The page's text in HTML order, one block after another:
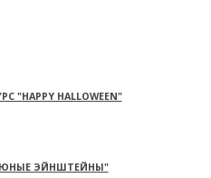
"HAPPY HALLOWEEN"
ЭЙНШТЕЙНЫ"